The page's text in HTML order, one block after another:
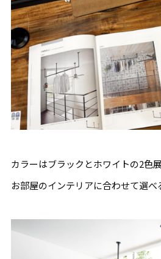
カラーはブラックとホワイトの2色
お部屋のインテリアに合わせて選